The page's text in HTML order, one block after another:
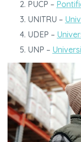
PUCP –
UNITRU –
UDEP –
UNP –